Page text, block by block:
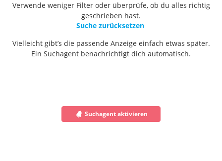
Verwende weniger Filter oder überprüfe, ob du alles richtig
geschrieben hast.
Suche zurücksetzen
Vielleicht gibt’s die passende Anzeige einfach etwas später.
Ein Suchagent benachrichtigt dich automatisch.
Suchagent aktivieren